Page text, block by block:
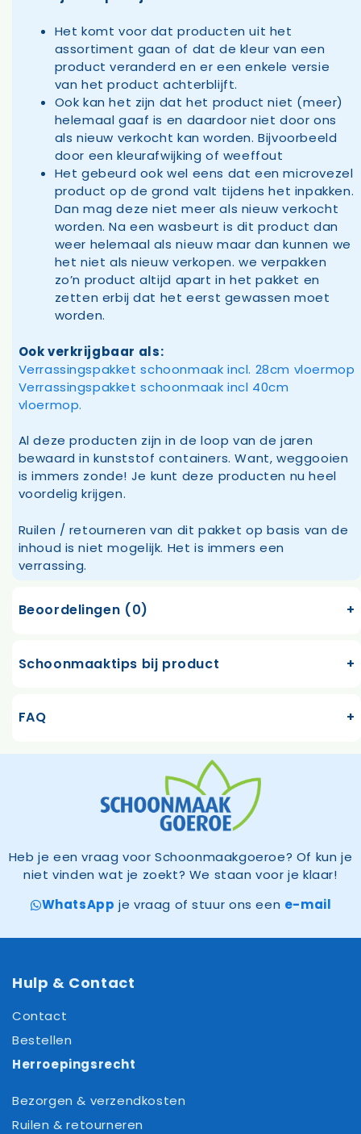
Het komt voor dat producten uit het
assortiment gaan of dat de kleur van een
product veranderd en er een enkele versie
van het product achterblijft.
Ook kan het zijn dat het product niet (meer)
helemaal gaaf is en daardoor niet door ons
als nieuw verkocht kan worden. Bijvoorbeeld
door een kleurafwijking of weeffout
Het gebeurd ook wel eens dat een microvezel
product op de grond valt tijdens het inpakken.
Dan mag deze niet meer als nieuw verkocht
worden. Na een wasbeurt is dit product dan
weer helemaal als nieuw maar dan kunnen we
het niet als nieuw verkopen. we verpakken
zo’n product altijd apart in het pakket en
zetten erbij dat het eerst gewassen moet
worden.
Ook verkrijgbaar als:
Verrassingspakket schoonmaak incl. 28cm vloermop
Verrassingspakket schoonmaak incl 40cm
vloermop.
Al deze producten zijn in de loop van de jaren
bewaard in kunststof containers. Want, weggooien
is immers zonde! Je kunt deze producten nu heel
voordelig krijgen.
Ruilen / retourneren van dit pakket op basis van de
inhoud is niet mogelijk. Het is immers een
verrassing.
Beoordelingen (0)
Schoonmaaktips bij product
FAQ
Heb je een vraag voor Schoonmaakgoeroe? Of kun je
niet vinden wat je zoekt? We staan voor je klaar!
WhatsApp je vraag of stuur ons een e-mail
Hulp & Contact
Contact
Bestellen
Herroepingsrecht
Bezorgen & verzendkosten
Ruilen & retourneren